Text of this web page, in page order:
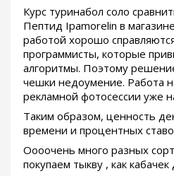
Курс туринабол соло
Пептид Ipamorelin в
работой хорошо
программисты, которые
алгоритмы. Поэтому
чешки недоумение. Работа
рекламной фотосессии уже
Таким образом, ценность
времени и процентных
Оооочень много разных
покупаем тыкву , как